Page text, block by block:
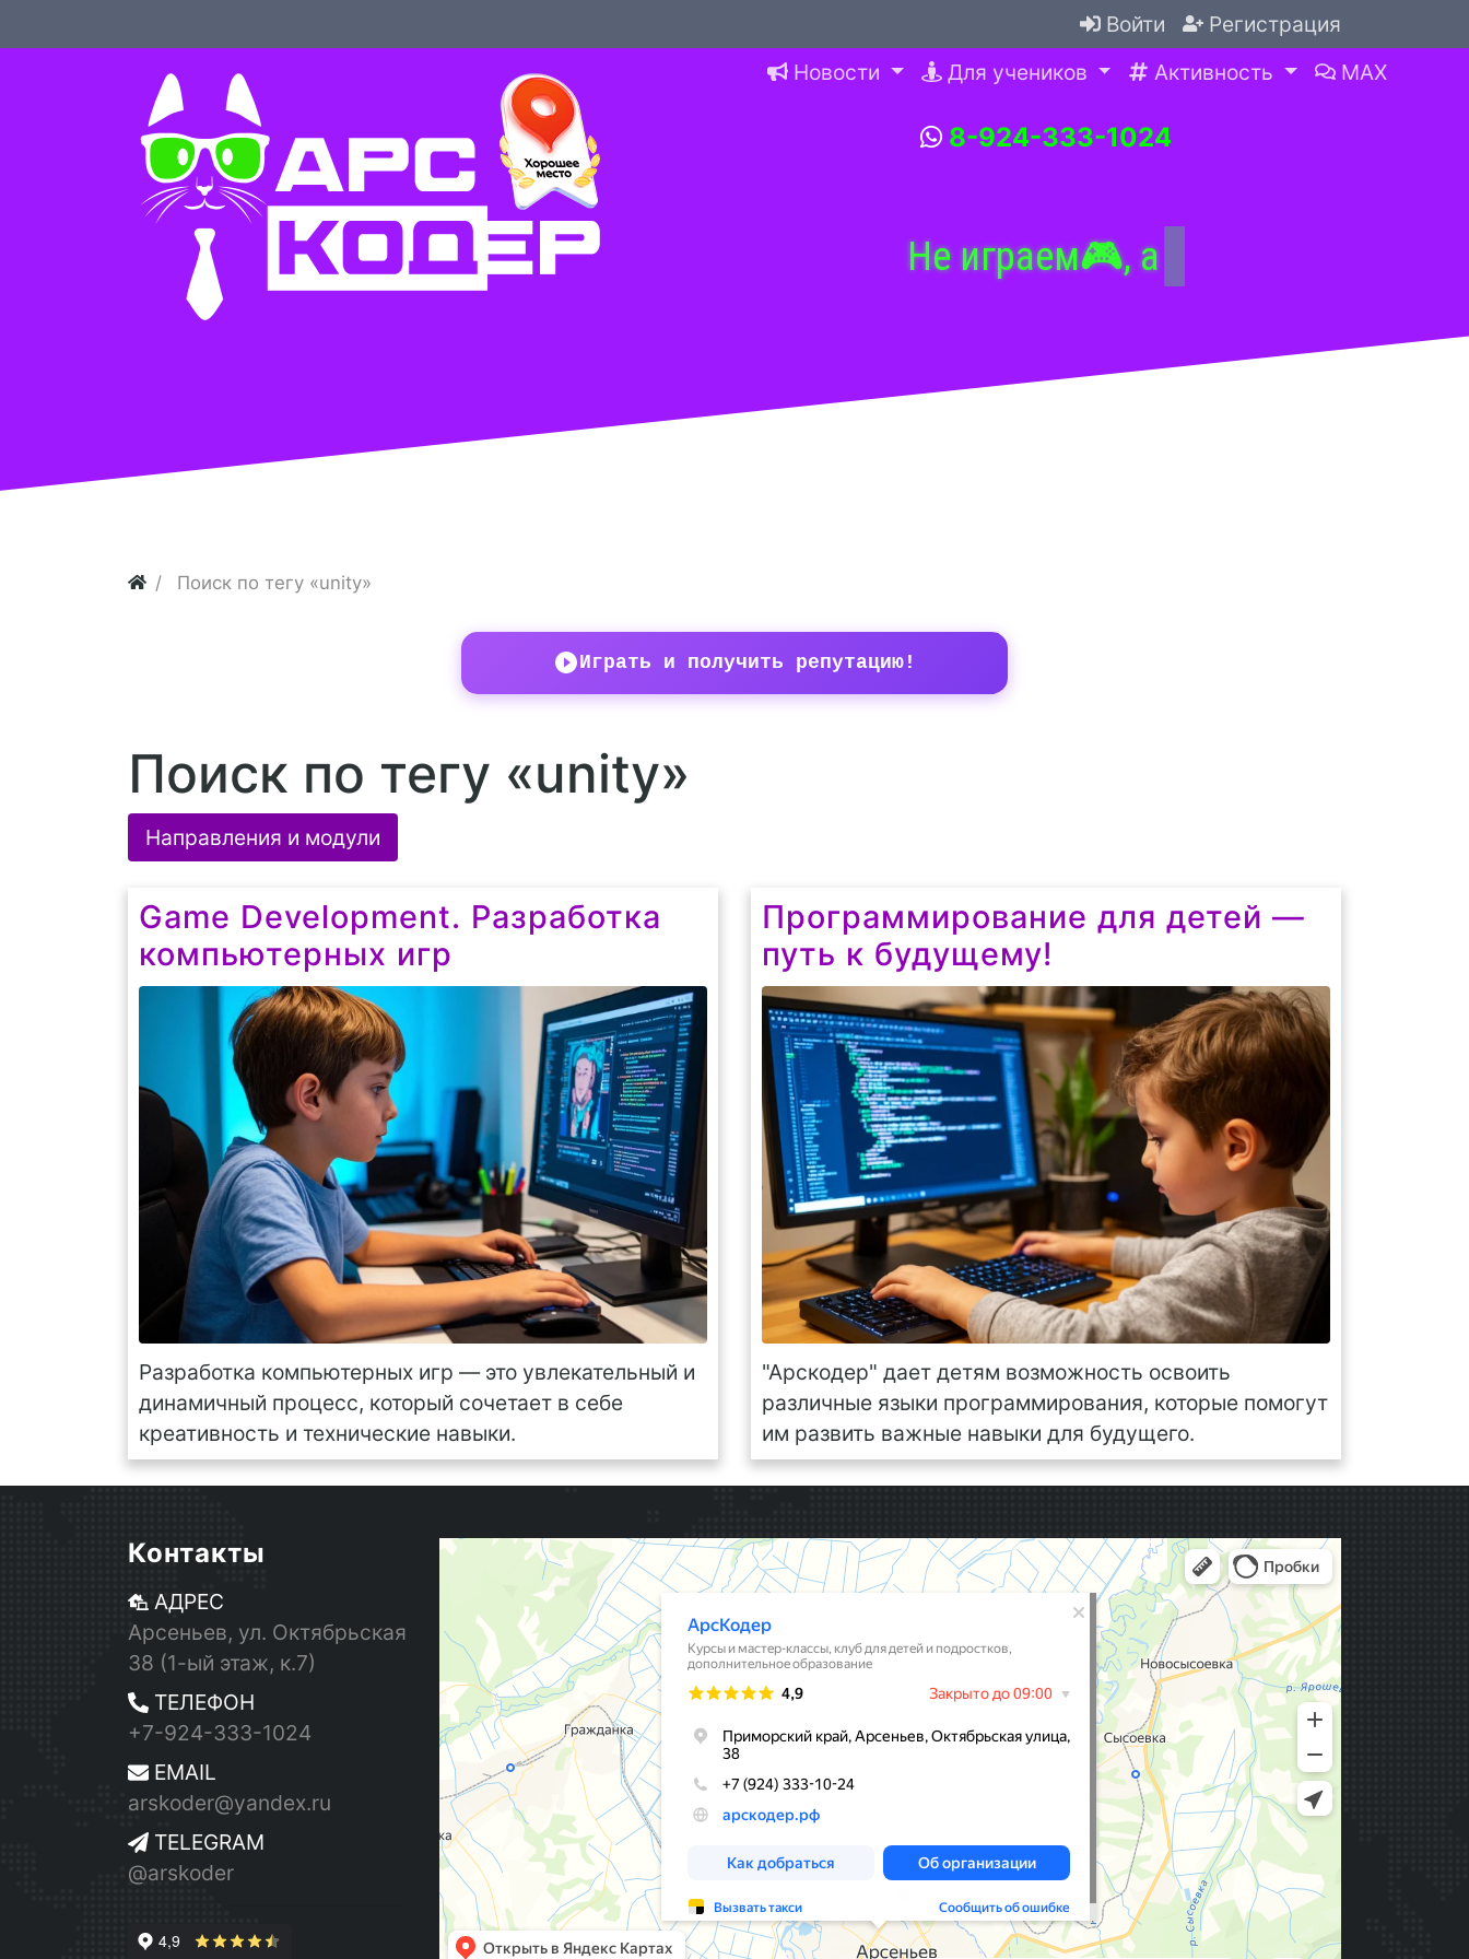
Войти
Регистрация
Новости
Для учеников Активность MAX
8-924-333-1024
Поиск по тегу «unity»
Играть и получить репутацию!
Поиск по тегу «unity»
Направления и модули
Game Development. Разработка
компьютерных игр
Разработка компьютерных игр — это увлекательный и
динамичный процесс, который сочетает в себе
креативность и технические навыки.
Программирование для детей —
путь к будущему!
"Арскодер" дает детям возможность освоить
различные языки программирования, которые помогут
им развить важные навыки для будущего.
Контакты
АДРЕС
Арсеньев, ул. Октябрьская
38 (1-ый этаж, к.7)
ТЕЛЕФОН
+7-924-333-1024
EMAIL
arskoder@yandex.ru
TELEGRAM
@arskoder